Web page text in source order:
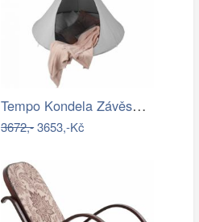
Tempo Kondela Závěsné houpací křeslo…
3672,-3653,-Kč